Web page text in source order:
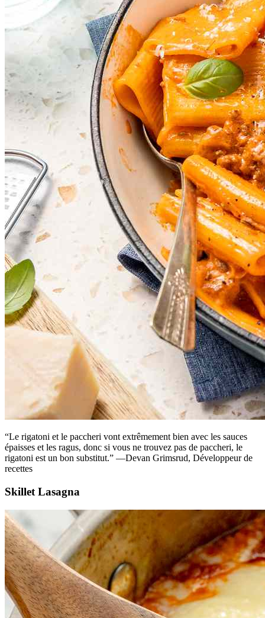
“Le rigatoni et le paccheri vont extrêmement bien avec les sauces
épaisses et les ragus, donc si vous ne trouvez pas de paccheri, le
rigatoni est un bon substitut.” —Devan Grimsrud, Développeur de
recettes
Skillet Lasagna